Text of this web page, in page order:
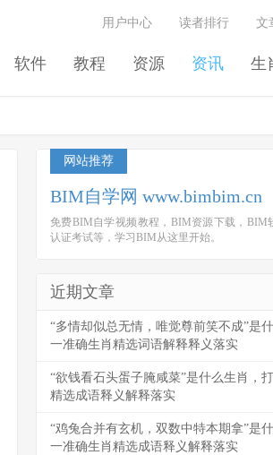
软件 教程 资源 资讯 生
用户中心 读者排行 文
网站推荐
BIM自学网 www.bimbim.cn
免费BIM自学视频教程，BIM资源下载，BIM
认证考试等，学习BIM从这里开始。
近期文章
“多情却似总无情，唯觉尊前笑不成”是
一准确生肖精选词语解释释义落实
“欲钱看石头蛋子腌咸菜”是什么生肖，
精选成语释义解释落实
“鸡兔合并有玄机，双数中特本期拿”是
一准确生肖精选成语释义解释落实